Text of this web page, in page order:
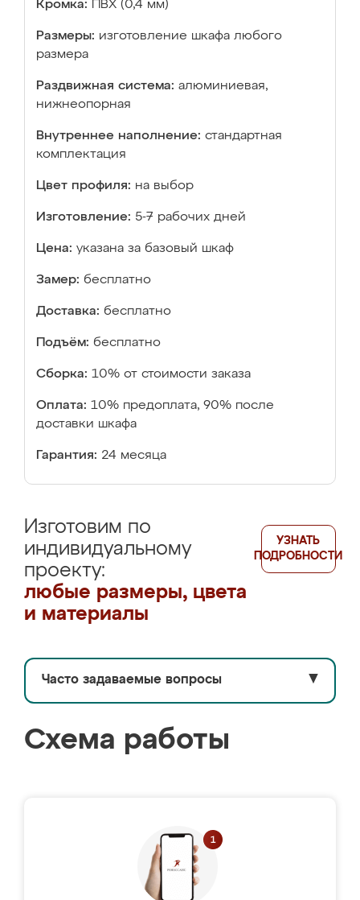
Кромка: ПВХ (0,4 мм)
Размеры: изготовление шкафа любого
размера
Раздвижная система: алюминиевая,
нижнеопорная
Внутреннее наполнение: стандартная
комплектация
Цвет профиля: на выбор
Изготовление: 5-7 рабочих дней
Цена: указана за базовый шкаф
Замер: бесплатно
Доставка: бесплатно
Подъём: бесплатно
Сборка: 10% от стоимости заказа
Оплата: 10% предоплата, 90% после
доставки шкафа
Гарантия: 24 месяца
Изготовим по
индивидуальному
проекту:
любые размеры, цвета
и материалы
УЗНАТЬ
ПОДРОБНОСТИ
Часто задаваемые вопросы ▼
Схема работы